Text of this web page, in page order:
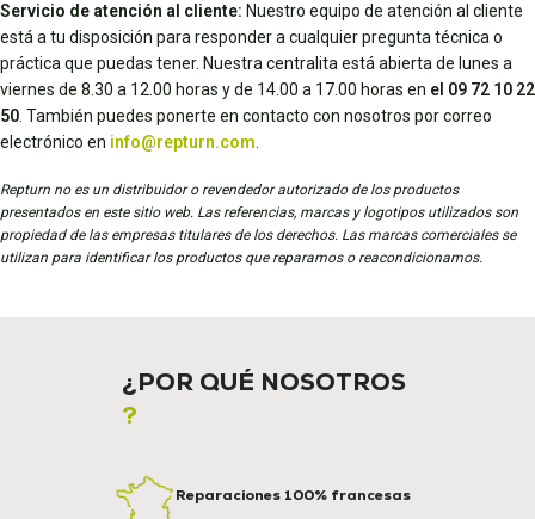
Servicio de atención al cliente: Nuestro equipo de atención al cliente
está a tu disposición para responder a cualquier pregunta técnica o
práctica que puedas tener. Nuestra centralita está abierta de lunes a
viernes de 8.30 a 12.00 horas y de 14.00 a 17.00 horas en el 09 72 10 22
50 . También puedes ponerte en contacto con nosotros por correo
electrónico en info@repturn.com
Repturn no es un distribuidor o revendedor autorizado de los productos
presentados en este sitio web. Las referencias, marcas y logotipos utilizados son
propiedad de las empresas titulares de los derechos. Las marcas comerciales se
utilizan para identificar los productos que reparamos o reacondicionamos.
¿POR QUÉ NOSOTROS
?
Reparaciones 100% francesas